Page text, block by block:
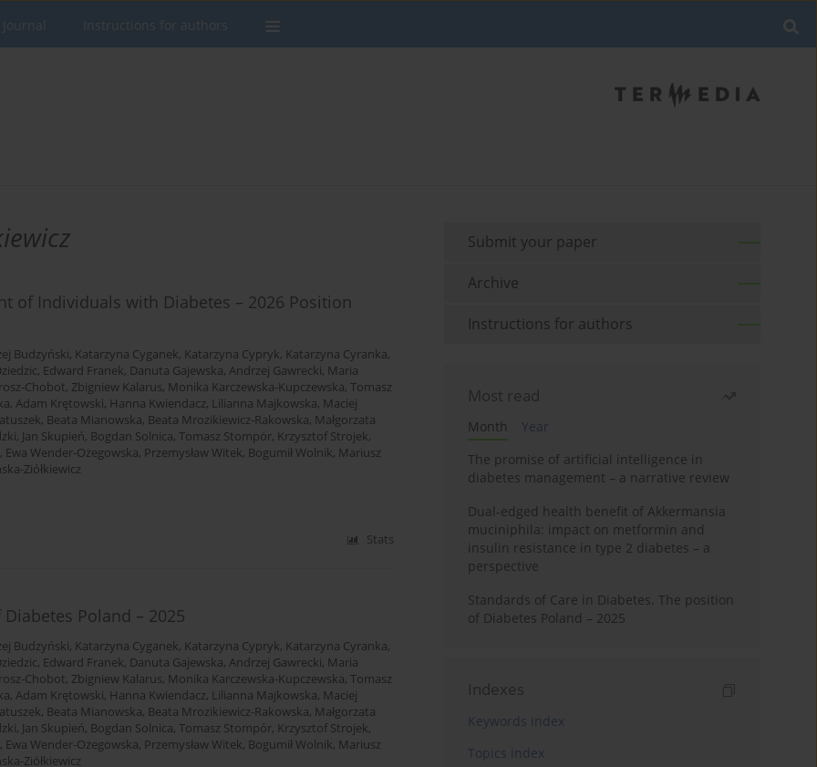
Instructions for authors
of Individuals with Diabetes – 2026 Position
Budzyński, Katarzyna Cyganek, Katarzyna Cypryk, Katarzyna Cyranka,
, Edward Franek, Danuta Gajewska, Andrzej Gawrecki, Maria
Chobot, Zbigniew Kalarus, Monika Karczewska-Kupczewska, Tomasz
, Adam Krętowski, Hanna Kwiendacz, Lilianna Majkowska, Maciej
, Beata Mianowska, Beata Mrozikiewicz-Rakowska, Małgorzata
, Jan Skupień, Bogdan Solnica, Tomasz Stompór, Krzysztof Strojek,
, Ewa Wender-Ożegowska, Przemysław Witek, Bogumił Wolnik, Mariusz
Ziółkiewicz
Stats
Poland – 2025
Budzyński, Katarzyna Cyganek, Katarzyna Cypryk, Katarzyna Cyranka,
, Edward Franek, Danuta Gajewska, Andrzej Gawrecki, Maria
Chobot, Zbigniew Kalarus, Monika Karczewska-Kupczewska, Tomasz
, Adam Krętowski, Hanna Kwiendacz, Lilianna Majkowska, Maciej
, Beata Mianowska, Beata Mrozikiewicz-Rakowska, Małgorzata
, Jan Skupień, Bogdan Solnica, Tomasz Stompór, Krzysztof Strojek,
, Ewa Wender-Ożegowska, Przemysław Witek, Bogumił Wolnik, Mariusz
Ziółkiewicz
Submit your paper
Archive
Instructions for authors
Most read
Month
Year
The promise of artificial intelligence in
diabetes management – a narrative review
Dual-edged health benefit of Akkermansia
muciniphila: impact on metformin and
insulin resistance in type 2 diabetes – a
perspective
Standards of Care in Diabetes. The position
of Diabetes Poland – 2025
Indexes
Keywords index
Topics index